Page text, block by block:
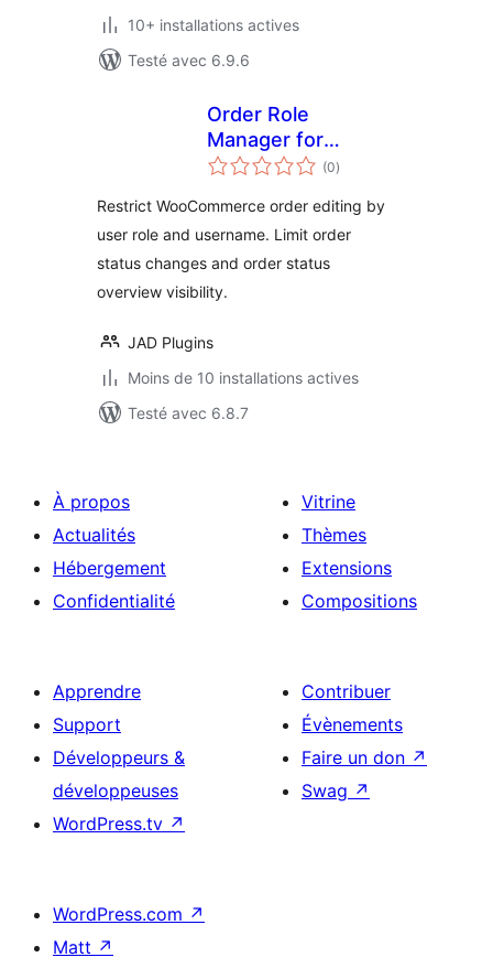
10+ installations actives
Testé avec 6.9.6
Order Role
Manager for
WooCommerce
(0notes
en
)
Restrict WooCommerce order editing by
user role and username. Limit order
status changes and order status
overview visibility.
JAD Plugins
Moins de 10 installations actives
Testé avec 6.8.7
À propos
Actualités
Hébergement
Confidentialité
Vitrine
Thèmes
Extensions
Compositions
Apprendre
Support
Développeurs &
développeuses
WordPress.tv ↗
Contribuer
Évènements
Faire un don ↗
Swag ↗
WordPress.com ↗
Matt ↗